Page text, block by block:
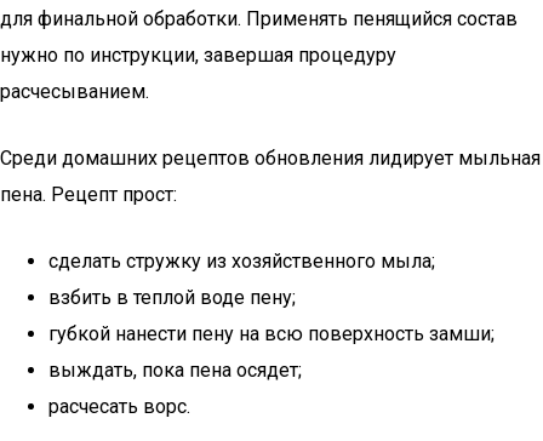
для финальной обработки. Применять пенящийся состав
нужно по инструкции, завершая процедуру
расчесыванием.
Среди домашних рецептов обновления лидирует мыльная
пена. Рецепт прост:
сделать стружку из хозяйственного мыла;
взбить в теплой воде пену;
губкой нанести пену на всю поверхность замши;
выждать, пока пена осядет;
расчесать ворс.